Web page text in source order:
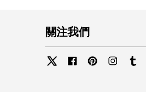
關注我們
Twitter Facebook Pinterest Instagram